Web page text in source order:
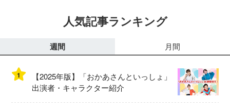
人気記事ランキング
週間 月間
1
【2025年版】「おかあさんといっしょ」
出演者・キャラクター紹介